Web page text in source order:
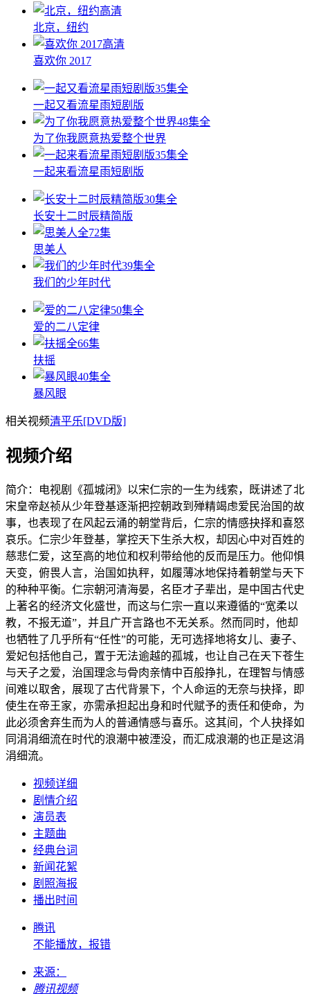
高清
北京，纽约
高清
喜欢你 2017
35集全
一起又看流星雨短剧版
48集全
为了你我愿意热爱整个世界
35集全
一起来看流星雨短剧版
30集全
长安十二时辰精简版
全72集
思美人
39集全
我们的少年时代
50集全
爱的二八定律
全66集
扶摇
40集全
暴风眼
相关视频清平乐[DVD版]
视频介绍
简介：
电视剧《孤城闭》以宋仁宗的一生为线索，既讲述了北
宋皇帝赵祯从少年登基逐渐把控朝政到殚精竭虑爱民治国的故
事，也表现了在风起云涌的朝堂背后，仁宗的情感抉择和喜怒
哀乐。仁宗少年登基，掌控天下生杀大权，却因心中对百姓的
慈悲仁爱，这至高的地位和权利带给他的反而是压力。他仰惧
天变，俯畏人言，治国如执秤，如履薄冰地保持着朝堂与天下
的种种平衡。仁宗朝河清海晏，名臣才子辈出，是中国古代史
上著名的经济文化盛世，而这与仁宗一直以来遵循的“宽柔以
教，不报无道”，并且广开言路也不无关系。然而同时，他却
也牺牲了几乎所有“任性”的可能，无可选择地将女儿、妻子、
爱妃包括他自己，置于无法逾越的孤城，也让自己在天下苍生
与天子之爱，治国理念与骨肉亲情中百般挣扎，在理智与情感
间难以取舍，展现了古代背景下，个人命运的无奈与抉择，即
使生在帝王家，亦需承担起出身和时代赋予的责任和使命，为
此必须舍弃生而为人的普通情感与喜乐。这其间，个人抉择如
同涓涓细流在时代的浪潮中被湮没，而汇成浪潮的也正是这涓
涓细流。
视频详细
剧情介绍
演员表
主题曲
经典台词
新闻花絮
剧照海报
播出时间
腾讯
不能播放，报错
来源：
腾讯视频